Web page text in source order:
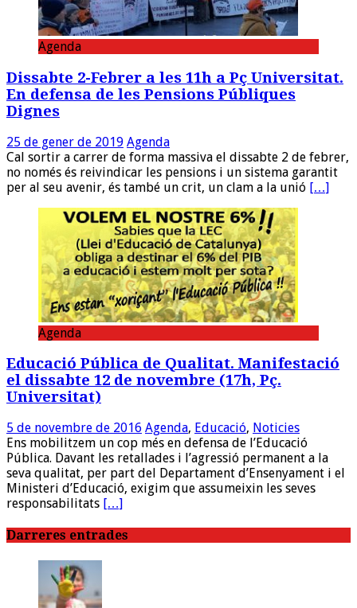
Agenda
Dissabte 2-Febrer a les 11h a Pç Universitat.
En defensa de les Pensions Públiques
Dignes
25 de gener de 2019 Agenda
Cal sortir a carrer de forma massiva el dissabte 2 de febrer,
no només és reivindicar les pensions i un sistema garantit
per al seu avenir, és també un crit, un clam a la unió […]
Agenda
Educació Pública de Qualitat. Manifestació
el dissabte 12 de novembre (17h, Pç.
Universitat)
5 de novembre de 2016 Agenda, Educació, Noticies
Ens mobilitzem un cop més en defensa de l’Educació
Pública. Davant les retallades i l’agressió permanent a la
seva qualitat, per part del Departament d’Ensenyament i el
Ministeri d’Educació, exigim que assumeixin les seves
responsabilitats […]
Darreres entrades